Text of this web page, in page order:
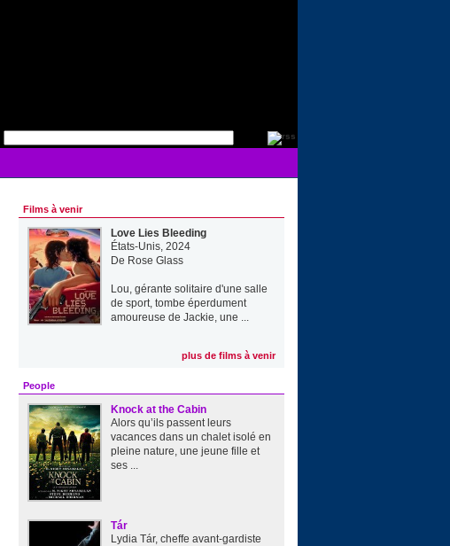
Films à venir
Love Lies Bleeding
États-Unis, 2024
De Rose Glass
Lou, gérante solitaire d'une salle
de sport, tombe éperdument
amoureuse de Jackie, une ...
plus de films à venir
People
Knock at the Cabin
Alors qu’ils passent leurs
vacances dans un chalet isolé en
pleine nature, une jeune fille et
ses ...
Tár
Lydia Tár, cheffe avant-gardiste